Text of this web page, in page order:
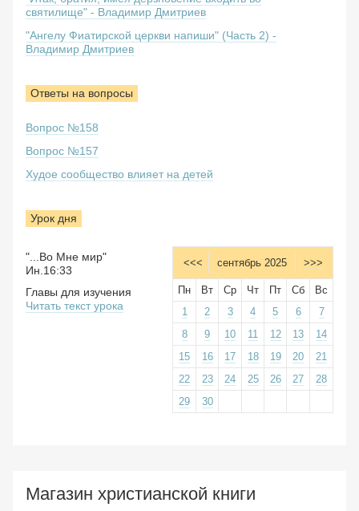
святилище" - Владимир Дмитриев
"Ангелу Фиатирской церкви напиши" (Часть 2) -
Владимир Дмитриев
Ответы на вопросы
Вопрос №158
Вопрос №157
Худое сообщество влияет на детей
Урок дня
<<< сентябрь 2025 >>>
Пн Вт Ср Чт Пт Сб
Вс
1
2 3 4 5 6
7
8
9 10 11 12 13
14
15
16 17 18 19 20
21
22
23 24 25 26 27
28
29
30
"...Во Мне мир"
Ин.16:33
Главы для изучения
Читать текст урока
Магазин христианской книги